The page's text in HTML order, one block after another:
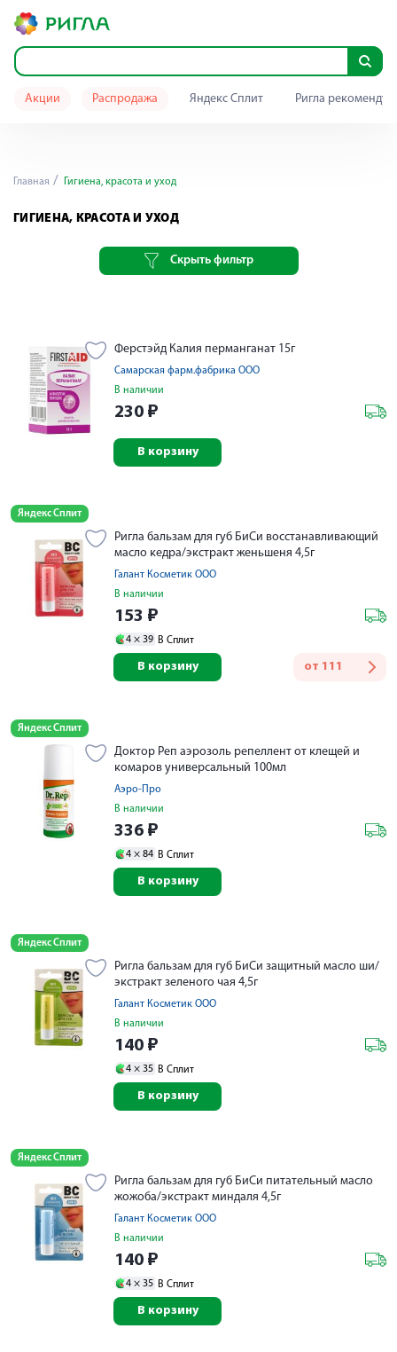
Акции Распродажа Яндекс Сплит Ригла
Главная Гигиена, красота и уход
ГИГИЕНА, КРАСОТА И УХОД
Скрыть фильтр
Ферстэйд Калия перманганат 15г
Самарская фарм.фабрика ООО
В наличии
230 ₽
В корзину
Яндекс Сплит
Ригла бальзам для губ БиСи восстанавливающий
масло кедра/экстракт женьшеня 4,5г
Галант Косметик ООО
В наличии
153 ₽
4 × 39 В Сплит
от 111
В корзину
Яндекс Сплит
Доктор Реп аэрозоль репеллент от клещей и
комаров универсальный 100мл
Аэро-Про
В наличии
336 ₽
4 × 84 В Сплит
В корзину
Яндекс Сплит
Ригла бальзам для губ БиСи защитный масло ши/
экстракт зеленого чая 4,5г
Галант Косметик ООО
В наличии
140 ₽
4 × 35 В Сплит
В корзину
Яндекс Сплит
Ригла бальзам для губ БиСи питательный масло
жожоба/экстракт миндаля 4,5г
Галант Косметик ООО
В наличии
140 ₽
4 × 35 В Сплит
В корзину